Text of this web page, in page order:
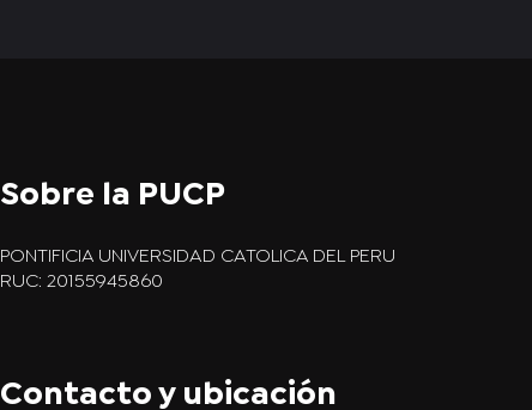
Sobre la PUCP
PONTIFICIA UNIVERSIDAD CATOLICA DEL PERU
RUC: 20155945860
Contacto y ubicación